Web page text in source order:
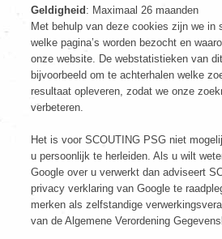
Geldigheid : Maximaal 26 maanden
Met behulp van deze cookies zijn we in
welke pagina’s worden bezocht en
onze website. De webstatistieken van
bijvoorbeeld om te achterhalen welke
resultaat opleveren, zodat we onze
verbeteren.
Het is voor SCOUTING PSG niet
u persoonlijk te herleiden. Als u wilt
Google over u verwerkt dan adviseert
privacy verklaring van Google te
merken als zelfstandige
van de Algemene Verordening